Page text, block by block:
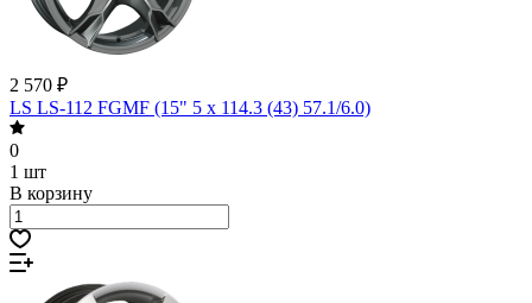
2 570 ₽
LS LS-112 FGMF (15" 5 x 114.3 (43) 57.1/6.0)
0
1 шт
В корзину